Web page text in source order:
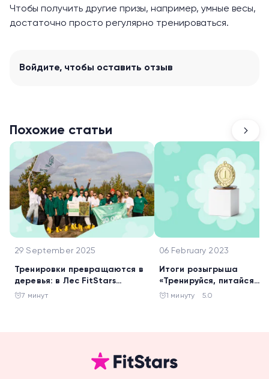
Чтобы получить другие призы, например, умные весы,
достаточно просто регулярно тренироваться.
Войдите, чтобы оставить отзыв
Похожие статьи
29 September 2025
Тренировки превращаются в
деревья: в Лес FitStars
добавили 20 000 саженцев
7 минут
06 February 2023
Итоги розыгрыша
«Тренируйся, питайся
правильно и стройней!»
1 минуту 5.0